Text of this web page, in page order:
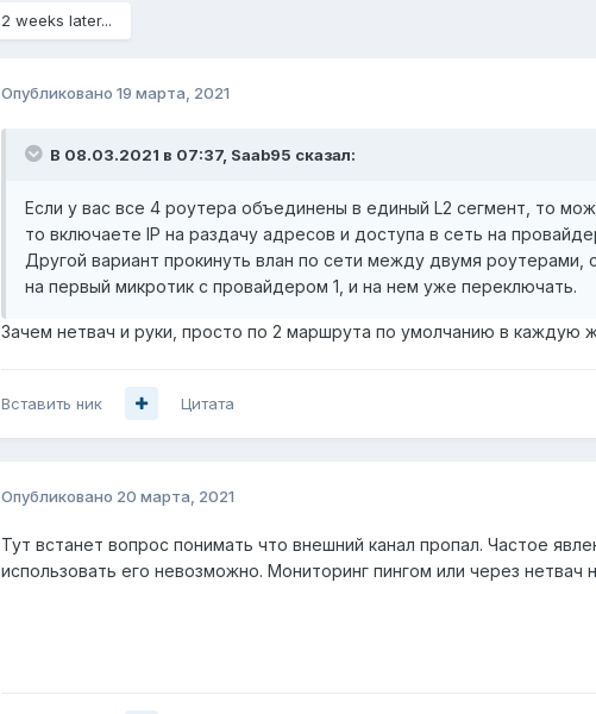
2 weeks later...
Опубликовано 19 марта, 2021
В 08.03.2021 в 07:37, Saab95 сказал:
Если у вас все 4 роутера объединены в единый L2 сегмент, то
то включаете IP на раздачу адресов и доступа в сеть на
Другой вариант прокинуть влан по сети между двумя роутерами,
на первый микротик с провайдером 1, и на нем уже переключать.
Зачем нетвач и руки, просто по 2 маршрута по умолчанию в каждую
Вставить ник Цитата
Опубликовано 20 марта, 2021
Тут встанет вопрос понимать что внешний канал пропал. Частое
использовать его невозможно. Мониторинг пингом или через